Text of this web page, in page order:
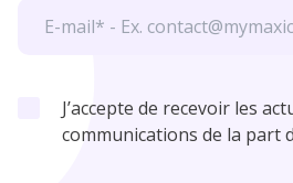
J’accepte de recevoir les
communications de la part